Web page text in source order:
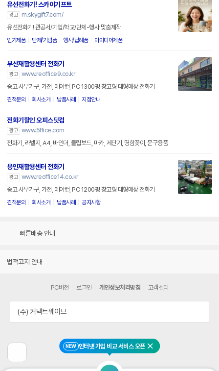
NEW 인터넷 가입 비교 서비스 오픈 닫기
유선전화기! 스카이기프트
광고
m.skygift7.com/
유선전화기! 관공서/기업/학교/단체-행사 맞춤제작
인기제품 단체/기념품 행사/답례품 아이디어제품
부산재활용센터 전화기
광고 www.reoffice9.co.kr
중고 사무가구, 가전, 에어컨, PC 1300평 창고형 대형매장 전화기
견적문의 회사소개 납품사례 지점안내
전화기할인 오피스닷컴
광고 www.5ffice.com
전화기, 라벨지, A4, 바인더, 클립보드, 마카, 제단기, 명함꽂이, 문구용품
용인재활용센터 전화기
광고 www.reoffice14.co.kr
중고 사무가구, 가전, 에어컨, PC 1200평 창고형 대형매장 전화기
견적문의 회사소개 납품사례 공지사항
빠른배송 안내
법적고지 안내
전
페
PC버전 로그인 개인정보처리방침 고객센터
(주) 커넥트웨이브